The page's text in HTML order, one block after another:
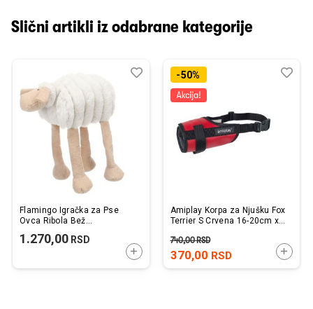
Slični artikli iz odabrane kategorije
Flamingo Igračka za Pse
Ovca Ribola Bež
1.270,00 RSD
DODAJTE U KORPU
Dodaj
Uporedi-50%
Amiplay Korpa za Njušku Fox
Terrier S Crvena 16-20cm x
370,00 RSD
740,00RSD